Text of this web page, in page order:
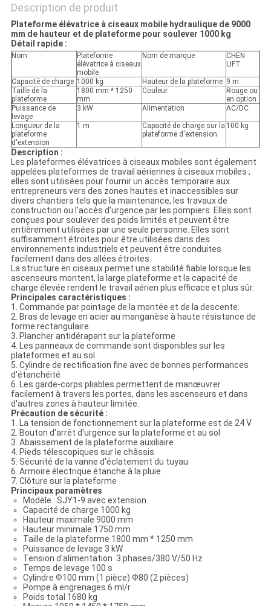
Description de produit
Plateforme élévatrice à ciseaux mobile hydraulique de 9000
mm de hauteur et de plateforme pour soulever 1000 kg
Détail rapide :
Nom
Plateforme
élévatrice à ciseaux
mobile
Nom de marque
CHEN
LIFT
Capacité de charge 1000 kg Hauteur de la plateforme 9 m
Taille de la
plateforme
1800 mm * 1250
mm
Couleur
Rouge ou
en option
Puissance de
levage
3 kW Alimentation AC/DC
Longueur de la
plateforme
d'extension
1 m
Capacité de charge sur la
plateforme d'extension
100 kg
Description :
Les plateformes élévatrices à ciseaux mobiles sont également
appelées plateformes de travail aériennes à ciseaux mobiles ;
elles sont utilisées pour fournir un accès temporaire aux
entrepreneurs vers des zones hautes et inaccessibles sur
divers chantiers tels que la maintenance, les travaux de
construction ou l'accès d'urgence par les pompiers. Elles sont
conçues pour soulever des poids limités et peuvent être
entièrement utilisées par une seule personne. Elles sont
suffisamment étroites pour être utilisées dans des
environnements industriels et peuvent être conduites
facilement dans des allées étroites.
La structure en ciseaux permet une stabilité fiable lorsque les
ascenseurs montent, la large plateforme et la capacité de
charge élevée rendent le travail aérien plus efficace et plus sûr.
Principales caractéristiques :
1. Commande par pointage de la montée et de la descente.
2. Bras de levage en acier au manganèse à haute résistance de
forme rectangulaire
3. Plancher antidérapant sur la plateforme
4. Les panneaux de commande sont disponibles sur les
plateformes et au sol.
5. Cylindre de rectification fine avec de bonnes performances
d'étanchéité
6. Les garde-corps pliables permettent de manœuvrer
facilement à travers les portes, dans les ascenseurs et dans
d'autres zones à hauteur limitée.
Précaution de sécurité :
1. La tension de fonctionnement sur la plateforme est de 24 V
2. Bouton d'arrêt d'urgence sur la plateforme et au sol
3. Abaissement de la plateforme auxiliaire
4. Pieds télescopiques sur le châssis
5. Sécurité de la vanne d'éclatement du tuyau
6. Armoire électrique étanche à la pluie
7. Clôture sur la plateforme
Principaux paramètres
Modèle : SJY1-9 avec extension
Capacité de charge 1000 kg
Hauteur maximale 9000 mm
Hauteur minimale 1750 mm
Taille de la plateforme 1800 mm * 1250 mm
Puissance de levage 3 kW
Tension d'alimentation 3 phases/380 V/50 Hz
Temps de levage 100 s
Cylindre Ф100 mm (1 pièce) Ф80 (2 pièces)
Pompe à engrenages 6 ml/r
Poids total 1680 kg